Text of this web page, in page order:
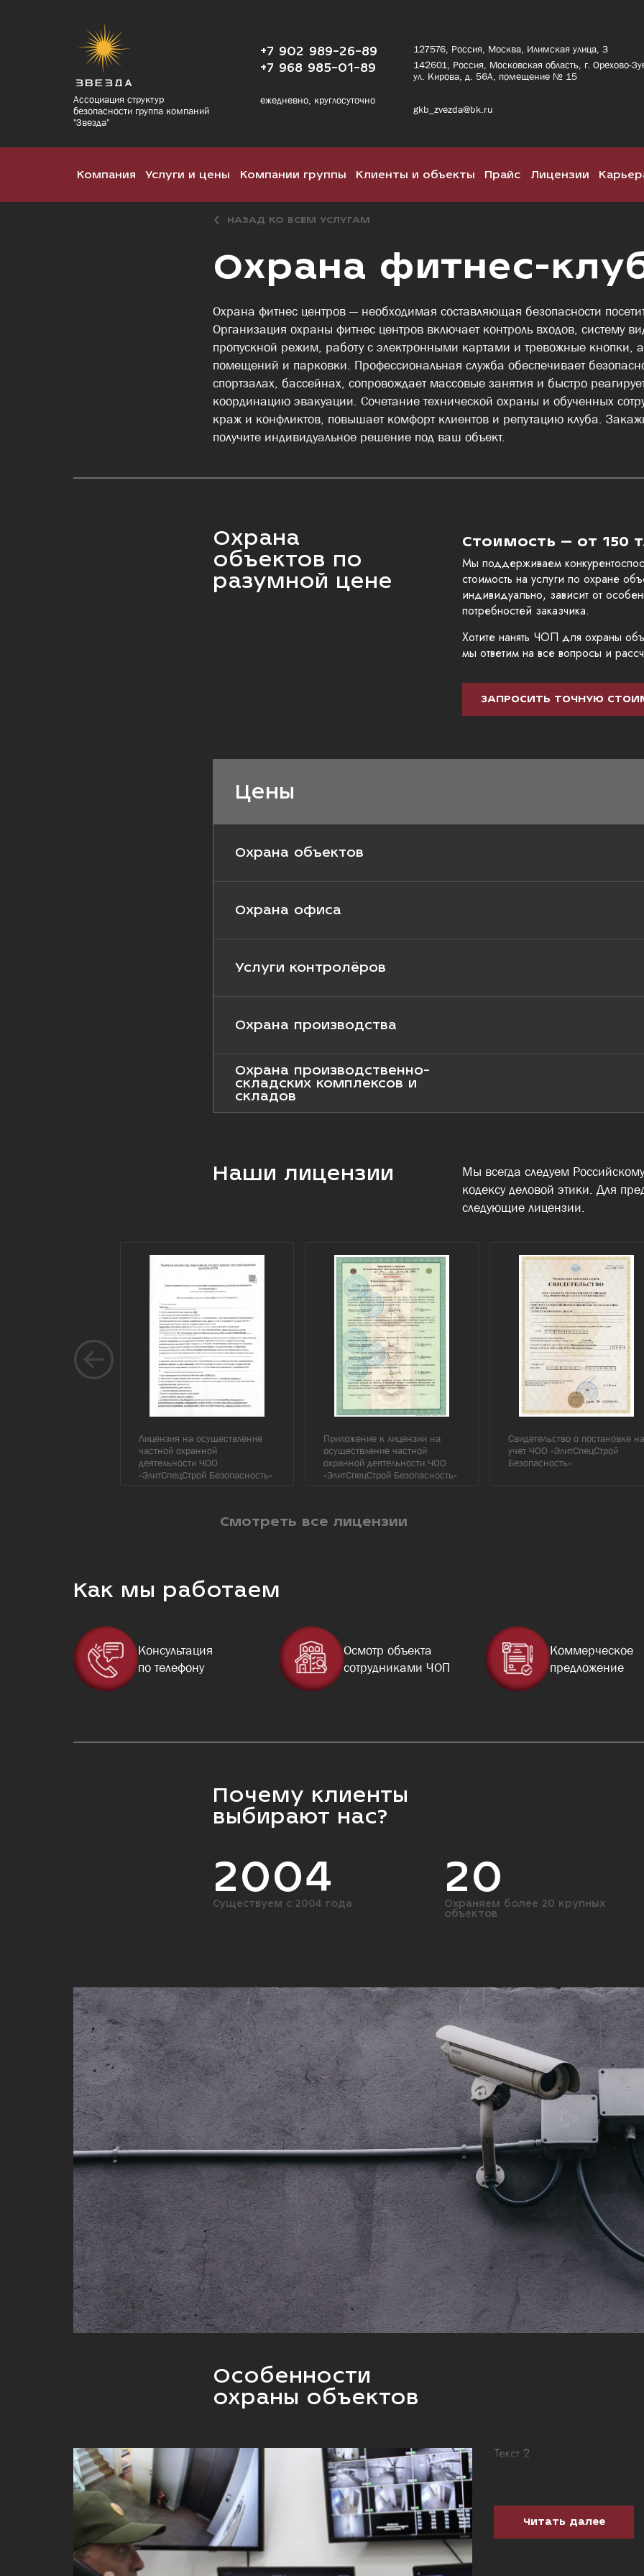
Ассоциация структур
безопасности группа компаний
"Звезда"
+7 902 989-26-89
+7 968 985-01-89
ежедневно, круглосуточно
127576, Россия, Москва, Илимская улица, 3
142601, Россия, Московская область, г. Орехово-
ул. Кирова, д. 56А, помещение № 15
gkb_zvezda@bk.ru
Компания Услуги и цены Компании группы Клиенты и объекты Прайс Лицензии
НАЗАД КО ВСЕМ УСЛУГАМ
Охрана фитнес-
Охрана фитнес центров — необходимая составляющая безопасности
Организация охраны фитнес центров включает контроль входов, систему
пропускной режим, работу с электронными картами и тревожные кнопки,
помещений и парковки. Профессиональная служба обеспечивает
спортзалах, бассейнах, сопровождает массовые занятия и быстро
координацию эвакуации. Сочетание технической охраны и обученных
краж и конфликтов, повышает комфорт клиентов и репутацию клуба.
получите индивидуальное решение под ваш объект.
Охрана
объектов по
разумной цене
Стоимость – от 150
Мы поддерживаем
стоимость на услуги по охране
индивидуально, зависит от
потребностей заказчика.
Хотите нанять ЧОП для охраны
мы ответим на все вопросы и
ЗАПРОСИТЬ ТОЧНУЮ
Цены
Охрана объектов
Охрана офиса
Услуги контролёров
Охрана производства
Охрана производственно-
складских комплексов и
складов
Наши лицензии
Мы всегда следуем
кодексу деловой этики. Для
следующие лицензии.
Лицензия на осуществление
частной охранной
деятельности ЧОО
«ЭлитСпецСтрой Безопасность»
Приложение к лицензии на
осуществление частной
охранной деятельности ЧОО
«ЭлитСпецСтрой Безопасность»
Свидетельство о постановке на
учет ЧОО «ЭлитСпецСтрой
Безопасность»
Смотреть все лицензии
Как мы работаем
Консультация
по телефону
Осмотр объекта
сотрудниками ЧОП
Коммерческое
предложение
Почему клиенты
выбирают нас?
2004
Существуем с 2004 года
20
Охраняем более 20 крупных
объектов
Особенности
охраны объектов
Текст 2
Читать далее